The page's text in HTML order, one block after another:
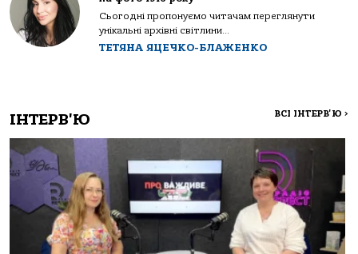
Сьогодні пропонуємо читачам переглянути
унікальні архівні світлини...
ТЕТЯНА ЯЦЕЧКО-БЛАЖЕНКО
ІНТЕРВ'Ю ВСІ ІНТЕРВ'Ю >